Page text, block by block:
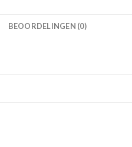
BEOORDELINGEN (0)